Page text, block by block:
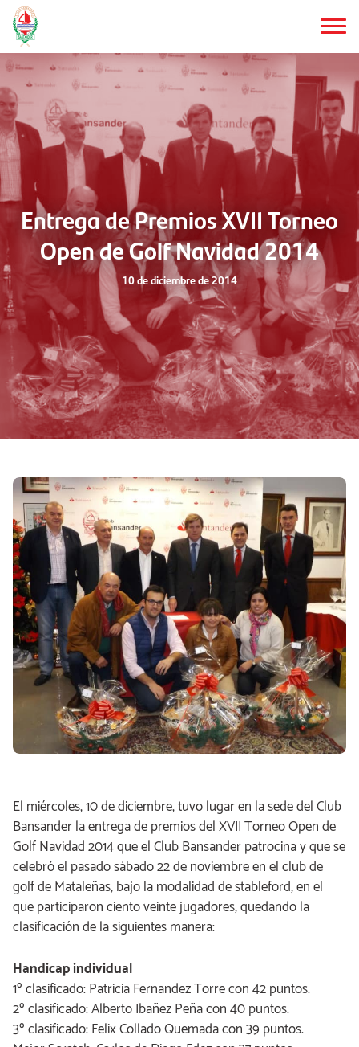
Saltar
al
contenido
principal
Entrega de Premios XVII Torneo
Open de Golf Navidad 2014
10 de diciembre de 2014
El miércoles, 10 de diciembre, tuvo lugar en la sede del Club
Bansander la entrega de premios del XVII Torneo Open de
Golf Navidad 2014 que el Club Bansander patrocina y que se
celebró el pasado sábado 22 de noviembre en el club de
golf de Mataleñas, bajo la modalidad de stableford, en el
que participaron ciento veinte jugadores, quedando la
clasificación de la siguientes manera:
Handicap individual
1º clasificado: Patricia Fernandez Torre con 42 puntos.
2º clasificado: Alberto Ibañez Peña con 40 puntos.
3º clasificado: Felix Collado Quemada con 39 puntos.